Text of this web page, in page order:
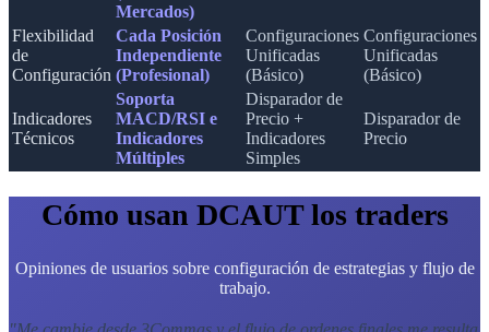
Mercados)
Flexibilidad
de
Configuración
Cada Posición
Independiente
(Profesional)
Configuraciones
Unificadas
(Básico)
Configuraciones
Unificadas
(Básico)
Indicadores
Técnicos
Soporta
MACD/RSI e
Indicadores
Múltiples
Disparador de
Precio +
Indicadores
Simples
Disparador de
Precio
Cómo usan DCAUT los traders
Opiniones de usuarios sobre configuración de estrategias y flujo de
trabajo.